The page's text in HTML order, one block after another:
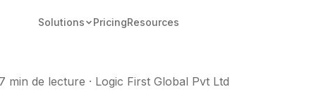
Solutions PricingResources
7 min de lecture · Logic First Global Pvt Ltd